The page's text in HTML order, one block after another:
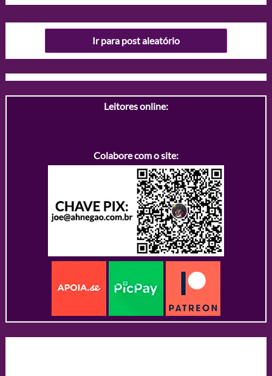
Ir para post aleatório
Leitores online:
Colabore com o site: